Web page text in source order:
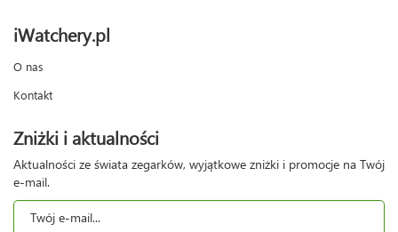
iWatchery.pl
O nas
Kontakt
Zniżki i aktualności
Aktualności ze świata zegarków, wyjątkowe zniżki i promocje na Twój
e-mail.